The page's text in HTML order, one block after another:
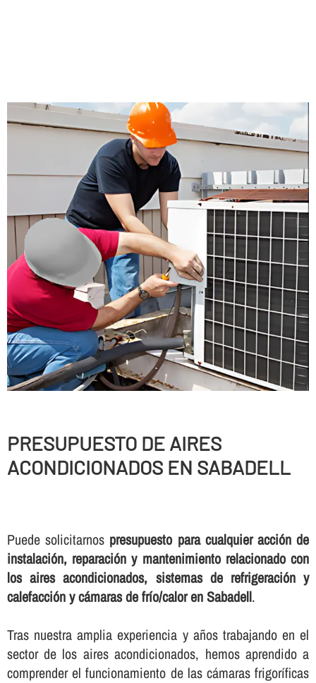
PRESUPUESTO DE AIRES
ACONDICIONADOS EN SABADELL
Puede solicitarnos presupuesto para cualquier acción de
instalación, reparación y mantenimiento relacionado con
los aires acondicionados, sistemas de refrigeración y
calefacción y cámaras de frí­o/calor en Sabadell.
Tras nuestra amplia experiencia y años trabajando en el
sector de los aires acondicionados, hemos aprendido a
comprender el funcionamiento de las cámaras frigorí­ficas